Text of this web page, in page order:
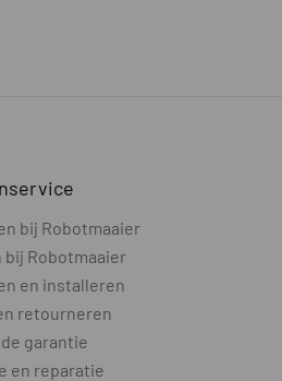
bij Robotmaaier
bij Robotmaaier
en installeren
retourneren
garantie
en reparatie